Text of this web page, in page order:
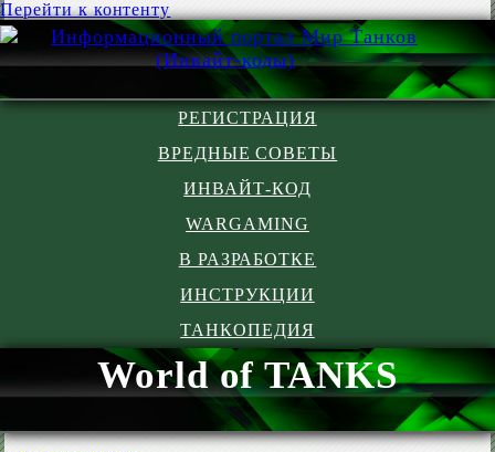
Перейти к контенту
РЕГИСТРАЦИЯ
ВРЕДНЫЕ СОВЕТЫ
ИНВАЙТ-КОД
WARGAMING
В РАЗРАБОТКЕ
ИНСТРУКЦИИ
ТАНКОПЕДИЯ
World of TANKS